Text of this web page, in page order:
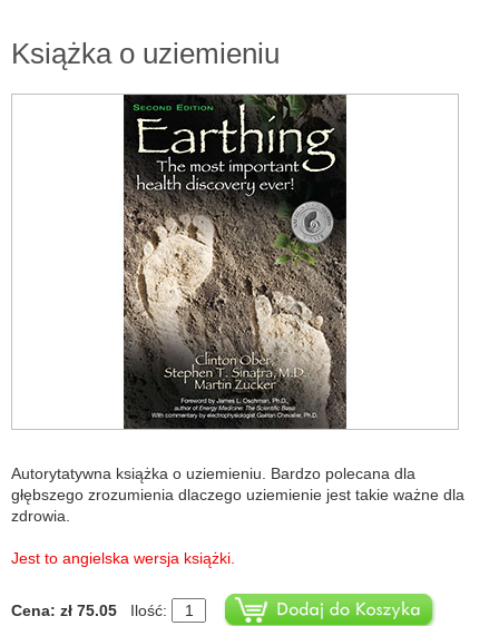
Książka o uziemieniu
Autorytatywna książka o uziemieniu. Bardzo polecana dla
głębszego zrozumienia dlaczego uziemienie jest takie ważne dla
zdrowia.
Jest to angielska wersja książki.
Cena: zł 75.05 Ilość: